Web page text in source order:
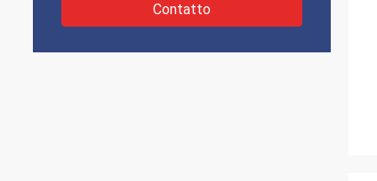
Contatto